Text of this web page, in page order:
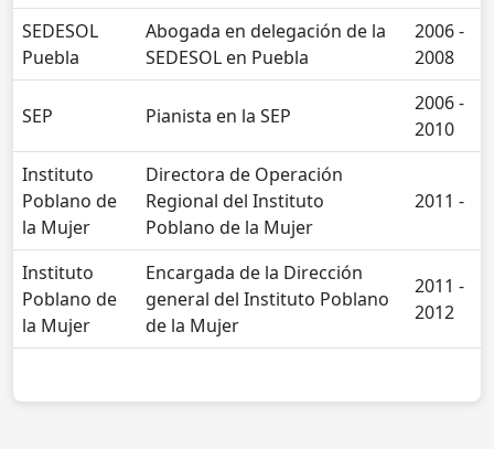
SEDESOL
Puebla
Abogada en delegación de la
SEDESOL en Puebla
2006 -
2008
SEP Pianista en la SEP
2006 -
2010
Instituto
Poblano de
la Mujer
Directora de Operación
Regional del Instituto
Poblano de la Mujer
2011 -
Instituto
Poblano de
la Mujer
Encargada de la Dirección
general del Instituto Poblano
de la Mujer
2011 -
2012